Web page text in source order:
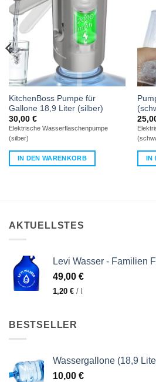
KitchenBoss Pumpe für
Gallone 18,9 Liter (silber)
30,00 €
Elektrische Wasserflaschenpumpe
(silber)
IN DEN WARENKORB
AKTUELLSTES
Levi Wasser - Familien
49,00 €
1,20 € /
BESTSELLER
Wassergallone (18,9
10,00 €